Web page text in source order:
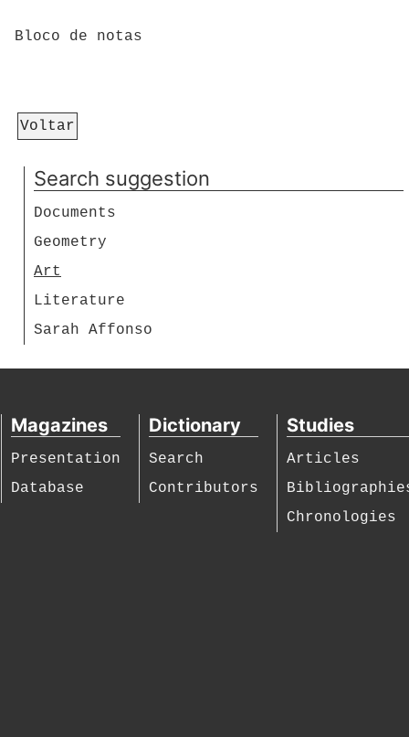
Bloco de notas
Voltar
Search suggestion
Documents
Geometry
Art
Literature
Sarah Affonso
Magazines
Presentation
Database
Dictionary
Search
Contributors
Studies
Articles
Chronologies